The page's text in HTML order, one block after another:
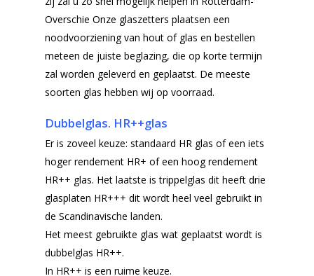
Overschie Onze glaszetters plaatsen een
noodvoorziening van hout of glas en bestellen
meteen de juiste beglazing, die op korte termijn
zal worden geleverd en geplaatst. De meeste
soorten glas hebben wij op voorraad.
Dubbelglas. HR++glas
Er is zoveel keuze: standaard HR glas of een iets
hoger rendement HR+ of een hoog rendement
HR++ glas. Het laatste is trippelglas dit heeft drie
glasplaten HR+++ dit wordt heel veel gebruikt in
de Scandinavische landen.
Het meest gebruikte glas wat geplaatst wordt is
dubbelglas HR++.
In HR++ is een ruime keuze.